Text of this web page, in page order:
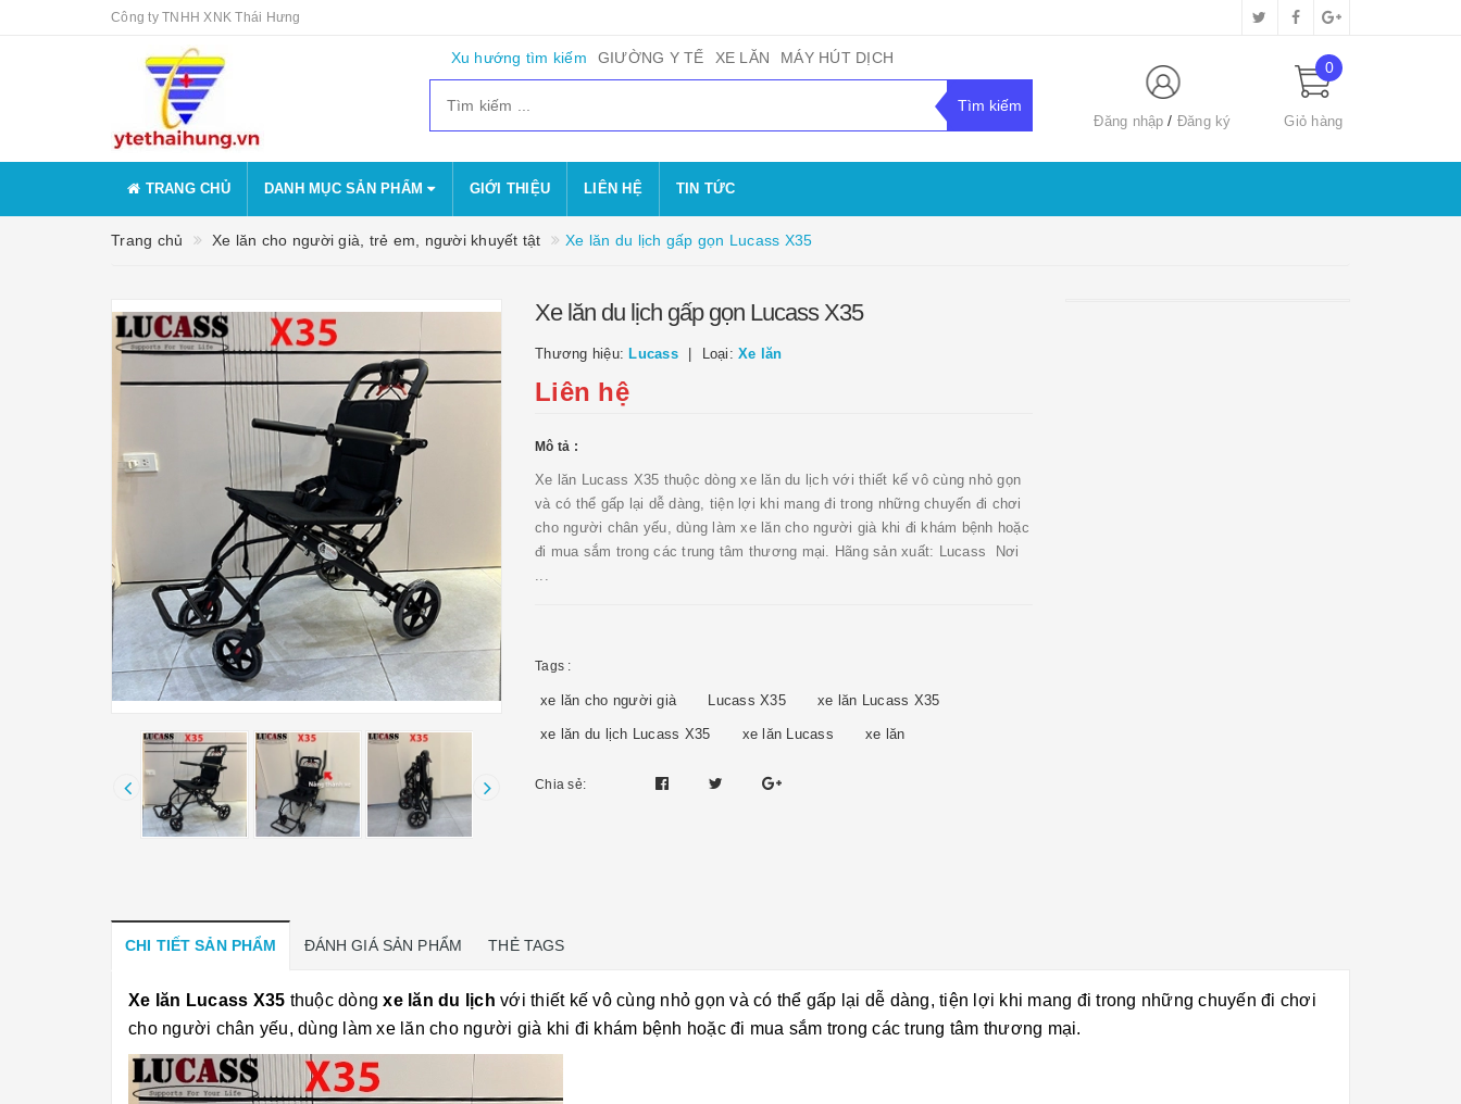
Công ty TNHH XNK Thái Hưng
Xu hướng tìm kiếm GIƯỜNG Y TẾ XE LĂN MÁY HÚT DỊCH
Đăng nhập Đăng ký
0
Giỏ hàng
TRANG CHỦ DANH MỤC SẢN PHẨM GIỚI THIỆU LIÊN HỆ TIN TỨC
Trang chủ Xe lăn cho người già, trẻ em, người khuyết tật Xe lăn du lịch gấp gọn Lucass X35
Xe lăn du lịch gấp gọn Lucass X35
Thương hiệu: Lucass Loại: Xe lăn
Liên hệ
Mô tả :
Xe lăn Lucass X35 thuộc dòng xe lăn du lịch với thiết kế vô cùng nhỏ gọn
và có thể gấp lại dễ dàng, tiện lợi khi mang đi trong những chuyến đi chơi
cho người chân yếu, dùng làm xe lăn cho người già khi đi khám bệnh hoặc
đi mua sắm trong các trung tâm thương mại. Hãng sản xuất: Lucass Nơi
...
Tags :
xe lăn cho người già Lucass X35 xe lăn Lucass X35
xe lăn du lịch Lucass X35 xe lăn Lucass xe lăn
Chia sẻ:
CHI TIẾT SẢN PHẨM ĐÁNH GIÁ SẢN PHẨM THẺ TAGS
Xe lăn Lucass X35 thuộc dòngxe lăn du lịch với thiết kế vô cùng nhỏ gọn và có thể gấp lại dễ dàng, tiện lợi khi mang đi trong những chuyến đi chơi
cho người chân yếu, dùng làm xe lăn cho người già khi đi khám bệnh hoặc đi mua sắm trong các trung tâm thương mại.